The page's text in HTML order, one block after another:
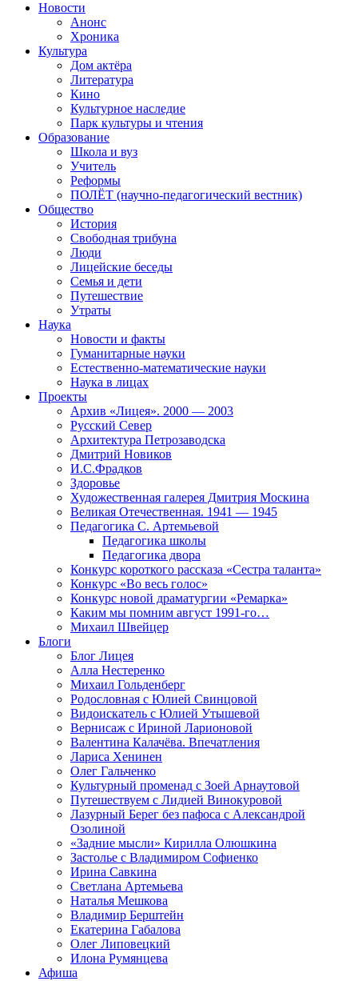
Новости
Анонс
Хроника
Культура
Дом актёра
Литература
Кино
Культурное наследие
Парк культуры и чтения
Образование
Школа и вуз
Учитель
Реформы
ПОЛЁТ (научно-педагогический вестник)
Общество
История
Свободная трибуна
Люди
Лицейские беседы
Семья и дети
Путешествие
Утраты
Наука
Новости и факты
Гуманитарные науки
Естественно-математические науки
Наука в лицах
Проекты
Архив «Лицея». 2000 — 2003
Русский Север
Архитектура Петрозаводска
Дмитрий Новиков
И.С.Фрадков
Здоровье
Художественная галерея Дмитрия Москина
Великая Отечественная. 1941 — 1945
Педагогика С. Артемьевой
Педагогика школы
Педагогика двора
Конкурс короткого рассказа «Сестра таланта»
Конкурс «Во весь голос»
Конкурс новой драматургии «Ремарка»
Каким мы помним август 1991-го…
Михаил Швейцер
Блоги
Блог Лицея
Алла Нестеренко
Михаил Гольденберг
Родословная с Юлией Свинцовой
Видоискатель с Юлией Утышевой
Вернисаж с Ириной Ларионовой
Валентина Калачёва. Впечатления
Лариса Хенинен
Олег Гальченко
Культурный променад с Зоей Арнаутовой
Путешествуем с Лидией Винокуровой
Лазурный Берег без пафоса с Александрой
Озолиной
«Задние мысли» Кирилла Олюшкина
Застолье с Владимиром Софиенко
Ирина Савкина
Светлана Артемьева
Наталья Мешкова
Владимир Берштейн
Екатерина Габалова
Олег Липовецкий
Илона Румянцева
Афиша